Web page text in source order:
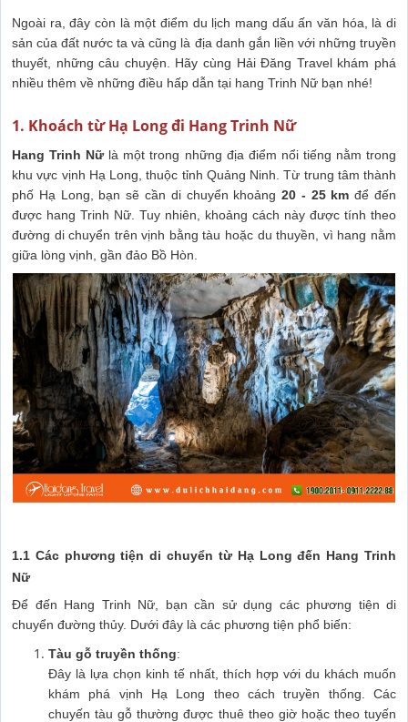
Ngoài ra, đây còn là một điểm du lịch mang dấu ấn văn hóa, là di
sản của đất nước ta và cũng là địa danh gắn liền với những truyền
thuyết, những câu chuyện. Hãy cùng Hải Đăng Travel khám phá
nhiều thêm về những điều hấp dẫn tại hang Trinh Nữ bạn nhé!
1. Khoách từ Hạ Long đi Hang Trinh Nữ
Hang Trinh Nữlà một trong những địa điểm nổi tiếng nằm trong
khu vực vịnh Hạ Long, thuộc tỉnh Quảng Ninh. Từ trung tâm thành
phố Hạ Long, bạn sẽ cần di chuyển khoảng20 - 25 km để đến
được hang Trinh Nữ. Tuy nhiên, khoảng cách này được tính theo
đường di chuyển trên vịnh bằng tàu hoặc du thuyền, vì hang nằm
giữa lòng vịnh, gần đảo Bồ Hòn.
1.1 Các phương tiện di chuyển từ Hạ Long đến Hang Trinh
Nữ
Để đến Hang Trinh Nữ, bạn cần sử dụng các phương tiện di
chuyển đường thủy. Dưới đây là các phương tiện phổ biến:
Tàu gỗ truyền thống:
Đây là lựa chọn kinh tế nhất, thích hợp với du khách muốn
khám phá vịnh Hạ Long theo cách truyền thống. Các
chuyến tàu gỗ thường được thuê theo giờ hoặc theo tuyến